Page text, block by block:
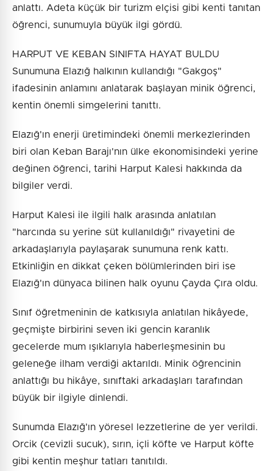
anlattı. Adeta küçük bir turizm elçisi gibi kenti tanıtan
öğrenci, sunumuyla büyük ilgi gördü.
HARPUT VE KEBAN SINIFTA HAYAT BULDU
Sunumuna Elazığ halkının kullandığı "Gakgoş"
ifadesinin anlamını anlatarak başlayan minik öğrenci,
kentin önemli simgelerini tanıttı.
Elazığ'ın enerji üretimindeki önemli merkezlerinden
biri olan Keban Barajı'nın ülke ekonomisindeki yerine
değinen öğrenci, tarihi Harput Kalesi hakkında da
bilgiler verdi.
Harput Kalesi ile ilgili halk arasında anlatılan
"harcında su yerine süt kullanıldığı" rivayetini de
arkadaşlarıyla paylaşarak sunumuna renk kattı.
Etkinliğin en dikkat çeken bölümlerinden biri ise
Elazığ'ın dünyaca bilinen halk oyunu Çayda Çıra oldu.
Sınıf öğretmeninin de katkısıyla anlatılan hikâyede,
geçmişte birbirini seven iki gencin karanlık
gecelerde mum ışıklarıyla haberleşmesinin bu
geleneğe ilham verdiği aktarıldı. Minik öğrencinin
anlattığı bu hikâye, sınıftaki arkadaşları tarafından
büyük bir ilgiyle dinlendi.
Sunumda Elazığ'ın yöresel lezzetlerine de yer verildi.
Orcik (cevizli sucuk), sırın, içli köfte ve Harput köfte
gibi kentin meşhur tatları tanıtıldı.